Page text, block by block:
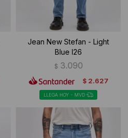
Jean New Stefan - Light
Blue I26
$ 3.090
$ 2.627
LLEGA HOY - MVD